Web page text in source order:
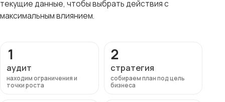
текущие данные, чтобы выбрать действия с
максимальным влиянием.
1
аудит
находим ограничения и
точки роста
2
стратегия
собираем план под цель
бизнеса